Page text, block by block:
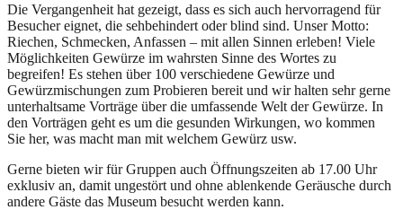
Die Vergangenheit hat gezeigt, dass es sich auch hervorragend für
Besucher eignet, die sehbehindert oder blind sind. Unser Motto:
Riechen, Schmecken, Anfassen – mit allen Sinnen erleben! Viele
Möglichkeiten Gewürze im wahrsten Sinne des Wortes zu
begreifen! Es stehen über 100 verschiedene Gewürze und
Gewürzmischungen zum Probieren bereit und wir halten sehr gerne
unterhaltsame Vorträge über die umfassende Welt der Gewürze. In
den Vorträgen geht es um die gesunden Wirkungen, wo kommen
Sie her, was macht man mit welchem Gewürz usw.
Gerne bieten wir für Gruppen auch Öffnungszeiten ab 17.00 Uhr
exklusiv an, damit ungestört und ohne ablenkende Geräusche durch
andere Gäste das Museum besucht werden kann.